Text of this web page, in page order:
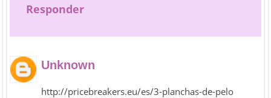
Responder
Unknown
http://pricebreakers.eu/es/3-planchas-de-pelo